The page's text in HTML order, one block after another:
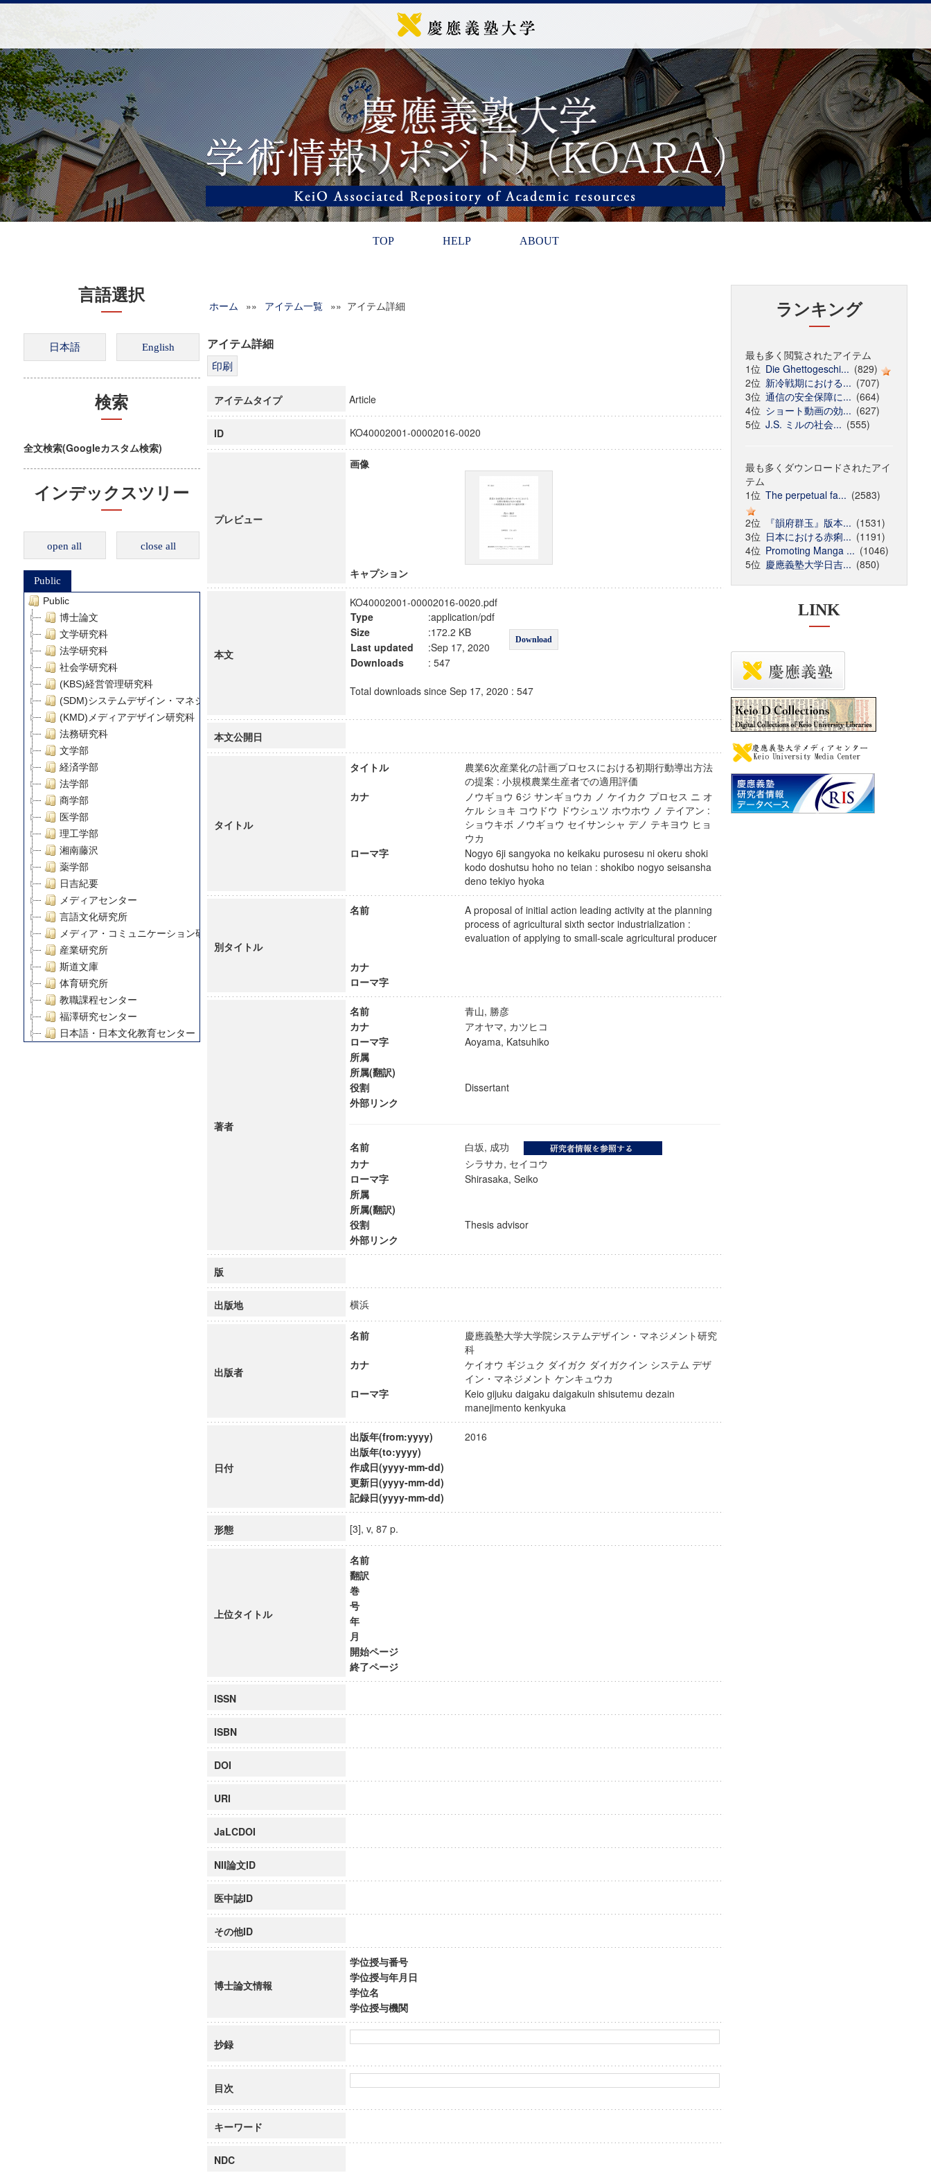
TOP HELP ABOUT
言語選択
検索
全文検索(Googleカスタム検索)
インデックスツリー
open all close all
Public
Public
博士論文
文学研究科
法学研究科
社会学研究科
(KBS)経営管理研究科
(SDM)システムデザイン・マネジメント研究科
(KMD)メディアデザイン研究科
法務研究科
文学部
経済学部
法学部
商学部
医学部
理工学部
湘南藤沢
薬学部
日吉紀要
メディアセンター
言語文化研究所
メディア・コミュニケーション研究所
産業研究所
斯道文庫
体育研究所
教職課程センター
福澤研究センター
日本語・日本文化教育センター
慶應義塾大学グローバルCOEプログラム市民社会ガバナンス教育研究センター
慶應義塾大学グローバルCOEプログラム論理と感性の先端的教育研究拠点
博士課程教育リーディングプログラム「超成熟社会発展のサイエンス」
ホーム »» アイテム一覧 »» アイテム詳細
アイテム詳細
アイテムタイプ Article
ID KO40002001-00002016-0020
プレビュー
画像
キャプション
本文
KO40002001-00002016-0020.pdf
Type
:application/pdf
Download
Size
:172.2 KB
Last updated
:Sep 17, 2020
Downloads
: 547
Total downloads since Sep 17, 2020 : 547
本文公開日
タイトル
タイトル
農業6次産業化の計画プロセスにおける初期行動導出方法
の提案 : 小規模農業生産者での適用評価
カナ
ノウギョウ 6ジ サンギョウカ ノ ケイカク プロセス ニ オ
ケル ショキ コウドウ ドウシュツ ホウホウ ノ テイアン :
ショウキボ ノウギョウ セイサンシャ デノ テキヨウ ヒョ
ウカ
ローマ字
Nogyo 6ji sangyoka no keikaku purosesu ni okeru shoki
kodo doshutsu hoho no teian : shokibo nogyo seisansha
deno tekiyo hyoka
別タイトル
名前
A proposal of initial action leading activity at the planning
process of agricultural sixth sector industrialization :
evaluation of applying to small-scale agricultural producer
カナ
ローマ字
著者
名前
青山, 勝彦
カナ
アオヤマ, カツヒコ
ローマ字
Aoyama, Katsuhiko
所属
所属(翻訳)
役割
Dissertant
外部リンク
名前
白坂, 成功
カナ
シラサカ, セイコウ
ローマ字
Shirasaka, Seiko
所属
所属(翻訳)
役割
Thesis advisor
外部リンク
版
出版地 横浜
出版者
名前
慶應義塾大学大学院システムデザイン・マネジメント研究
科
カナ
ケイオウ ギジュク ダイガク ダイガクイン システム デザ
イン・マネジメント ケンキュウカ
ローマ字
Keio gijuku daigaku daigakuin shisutemu dezain
manejimento kenkyuka
日付
出版年(from:yyyy)
2016
出版年(to:yyyy)
作成日(yyyy-mm-dd)
更新日(yyyy-mm-dd)
記録日(yyyy-mm-dd)
形態 [3], v, 87 p.
上位タイトル
名前
翻訳
巻
号
年
月
開始ページ
終了ページ
ISSN
ISBN
DOI
URI
JaLCDOI
NII論文ID
医中誌ID
その他ID
博士論文情報
学位授与番号
学位授与年月日
学位名
学位授与機関
抄録
目次
キーワード
NDC
ランキング
最も多く閲覧されたアイテム
1位 Die Ghettogeschi... (829)
2位 新冷戦期における... (707)
3位 通信の安全保障に... (664)
4位 ショート動画の効... (627)
5位 J.S. ミルの社会... (555)
最も多くダウンロードされたアイ
テム
1位 The perpetual fa... (2583)
2位
『韻府群玉』版本... (1531)
3位 日本における赤痢... (1191)
4位 Promoting Manga ... (1046)
5位 慶應義塾大学日吉... (850)
LINK